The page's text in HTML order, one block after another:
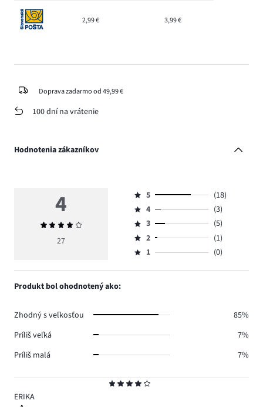
2,99 € 3,99 €
Doprava zadarmo od 49,99 €
100 dní na vrátenie
Hodnotenia zákazníkov
4
ERIKA
4
Priemerné
hodnotenie
27
Hodnotenie
5,
počet
hlasov
18.
5
(18)
Hodnotenie
4,
počet
hlasov
4
(3)
Hodnotenie
3,
počet
3
(5)
Hodnotenie
2,
2
(1)
Hodnotenie
1,
1 (0)
Produkt bol ohodnotený ako:
Zhodný s veľkosťou
85%
Príliš veľká
7%
Príliš malá
7%